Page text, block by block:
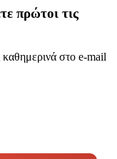
πρώτοι τις
καθημερινά στο e-mail